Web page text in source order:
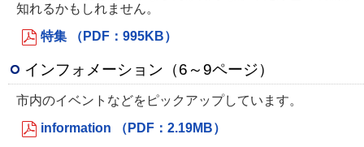
知れるかもしれません。
特集 （PDF：995KB）
インフォメーション（6～9ページ）
市内のイベントなどをピックアップしています。
information （PDF：2.19MB）